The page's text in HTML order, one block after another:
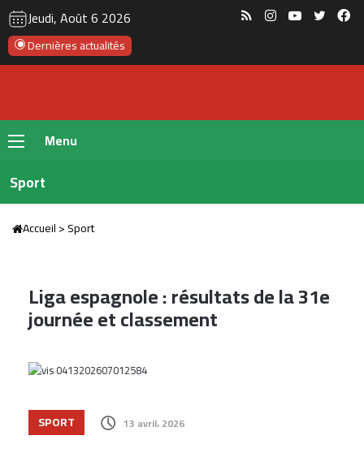
Jeudi, Août 6 2026 RSS InstagramYouTube
Dernières actualités
Menu
Sport
Accueil>Sport
Liga espagnole : résultats de la 31e
journée et classement
SPORT 13 avril، 2026